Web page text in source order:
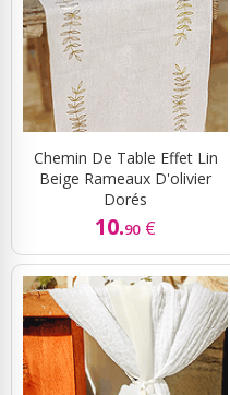
Chemin De Table Effet Lin
Beige Rameaux D'olivier
Dorés
10.90 €